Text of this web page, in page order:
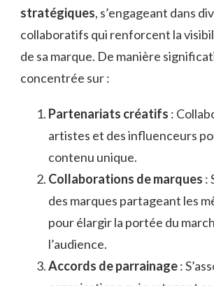
stratégiques, s’engageant dans
collaboratifs qui renforcent la
de sa marque. De manière
concentrée sur :
Partenariats créatifs :
artistes et des influenceurs
contenu unique.
Collaborations de marques :
des marques partageant les
pour élargir la portée du
l’audience.
Accords de parrainage: